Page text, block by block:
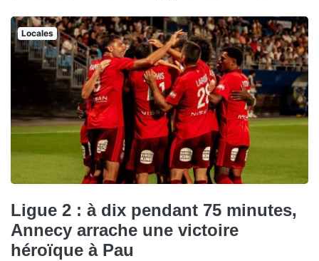
Locales
Ligue 2 : à dix pendant 75 minutes,
Annecy arrache une victoire
héroïque à Pau